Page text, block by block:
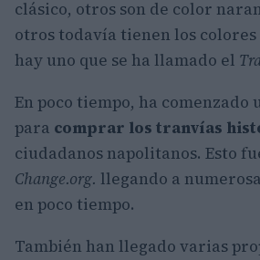
clásico, otros son de color
otros todavía tienen los
hay uno que se ha llamado el
En poco tiempo, ha comenzado
para comprar los tranvías
ciudadanos napolitanos. Esto
Change.org. llegando a
en poco tiempo.
También han llegado varias